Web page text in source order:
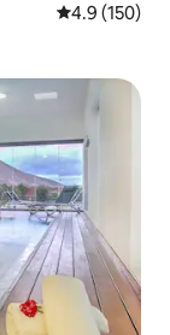
औसत रेटिंग 5 में
4.9 (150)